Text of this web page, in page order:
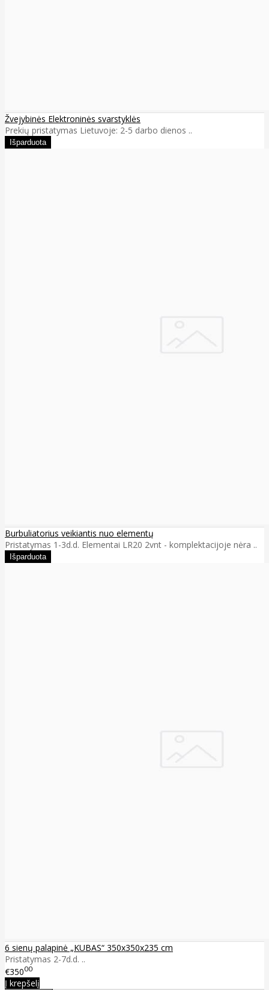
Žvejybinės Elektroninės svarstyklės
Prekių pristatymas Lietuvoje: 2-5 darbo dienos ..
Burbuliatorius veikiantis nuo elementų
Pristatymas 1-3d.d. Elementai LR20 2vnt - komplektacijoje nėra ..
6 sienų palapinė „KUBAS“ 350x350x235 cm
Pristatymas 2-7d.d. ..
€35000
Į krepšelį